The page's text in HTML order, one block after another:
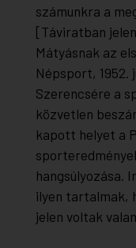
számunkra a
[Táviratban
Mátyásnak az
Népsport, 1952.
Szerencsére a
közvetlen
kapott helyet a
hangsúlyozása.
ilyen tartalmak,
jelen voltak